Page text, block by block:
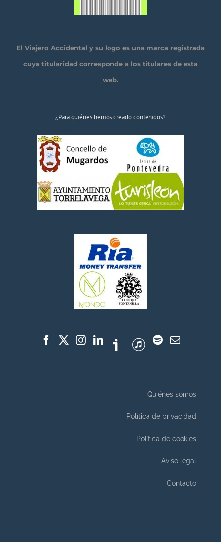
El Viajero Accidental y su logo es una marca registrada
cuya titularidad corresponde a los titulares de esta
web.
¿Para quiénes hemos creado contenidos?
Quiénes somos
Política de privacidad
Política de cookies
Aviso legal
Contacto